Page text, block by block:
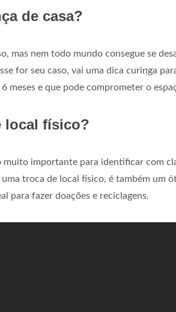
de casa?
mas nem todo mundo consegue se
for seu caso, vai uma dica curinga
meses e que pode comprometer o
local físico?
importante para identificar com
troca de local físico, é também um
para fazer doações e reciclagens.